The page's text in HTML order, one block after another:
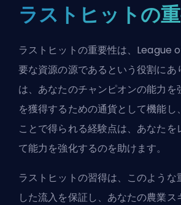
ラストヒットの
ラストヒットの重要性は、League
要な資源の源であるという役割にあ
は、あなたのチャンピオンの能力を
を獲得するための通貨として機能し
ことで得られる経験点は、あなたを
て能力を強化するのを助けます。
ラストヒットの習得は、このような
した流入を保証し、あなたの農業ス